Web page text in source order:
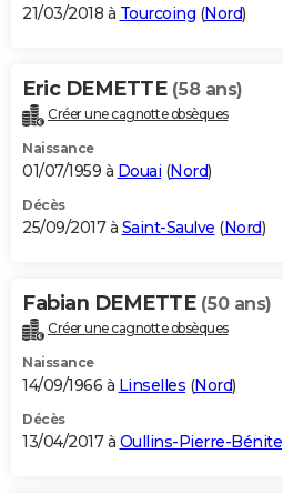
21/03/2018 à Tourcoing (Nord)
Eric DEMETTE (58 ans)
Créer une cagnotte obsèques
Naissance
01/07/1959 à Douai (Nord)
Décès
25/09/2017 à Saint-Saulve (Nord)
Fabian DEMETTE (50 ans)
Créer une cagnotte obsèques
Naissance
14/09/1966 à Linselles (Nord)
Décès
13/04/2017 à Oullins-Pierre-Bénite